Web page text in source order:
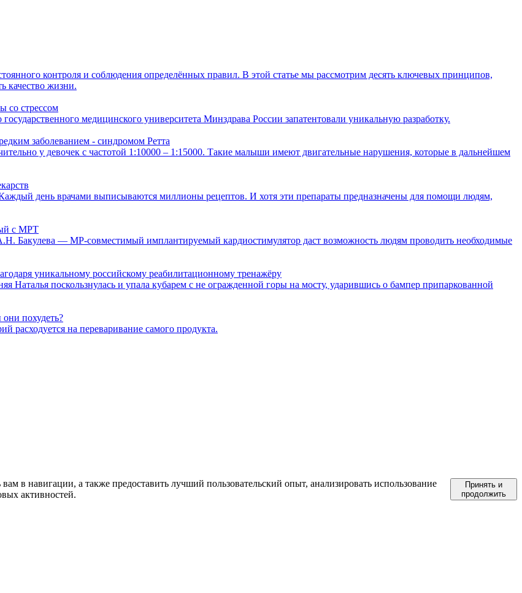
контроля и соблюдения определённых правил. В этой статье мы рассмотрим десять ключевых принципов,
качество жизни.
со стрессом
медицинского университета Минздрава России запатентовали уникальную разработку.
заболеванием - синдромом Ретта
у девочек с частотой 1:10000 – 1:15000. Такие малыши имеют двигательные нарушения, которые в дальнейшем
день врачами выписываются миллионы рецептов. И хотя эти препараты предназначены для помощи людям,
с МРТ
Бакулева — МР-совместимый имплантируемый кардиостимулятор даст возможность людям проводить необходимые
уникальному российскому реабилитационному тренажёру
Наталья поскользнулась и упала кубарем с не огражденной горы на мосту, ударившись о бампер припаркованной
похудеть?
расходуется на переваривание самого продукта.
в навигации, а также предоставить лучший пользовательский опыт, анализировать использование
активностей.
Принять и
продолжить